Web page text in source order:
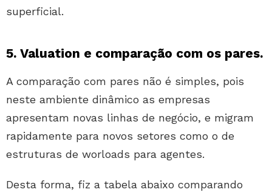
superficial.
5. Valuation e comparação com os pares.
A comparação com pares não é simples, pois
neste ambiente dinâmico as empresas
apresentam novas linhas de negócio, e migram
rapidamente para novos setores como o de
estruturas de worloads para agentes.
Desta forma, fiz a tabela abaixo comparando